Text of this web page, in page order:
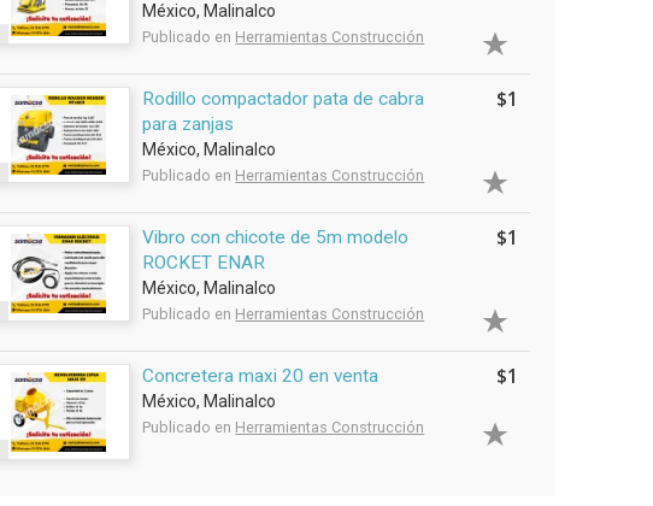
México, Malinalco
Publicado en Herramientas Construcción
Rodillo compactador pata de cabra
para zanjas
México, Malinalco
Publicado en Herramientas Construcción
$1
Vibro con chicote de 5m modelo
ROCKET ENAR
México, Malinalco
Publicado en Herramientas Construcción
$1
Concretera maxi 20 en venta
México, Malinalco
Publicado en Herramientas Construcción
$1